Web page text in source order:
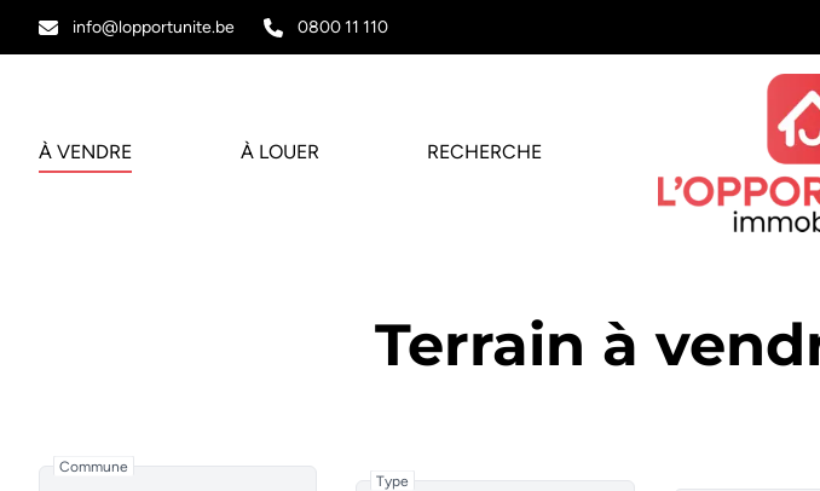
info@lopportunite.be 0800 11 110
À VENDRE À LOUER RECHERCHE
Terrain à
Commune
Type